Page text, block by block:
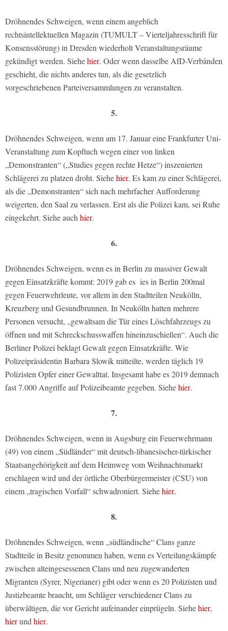
Dröhnendes Schweigen, wenn einem angeblich
rechtsintellektuellen Magazin (TUMULT – Vierteljahresschrift für
Konsensstörung) in Dresden wiederholt Veranstaltungsräume
gekündigt werden. Siehehier. Oder wenn dasselbe AfD-Verbänden
geschieht, die nichts anderes tun, als die gesetzlich
vorgeschriebenen Parteiversammlungen zu veranstalten.
5.
Dröhnendes Schweigen, wenn am 17. Januar eine Frankfurter Uni-
Veranstaltung zum Kopftuch wegen einer von linken
„Demonstranten“ („Studies gegen rechte Hetze“) inszenierten
Schlägerei zu platzen droht. Siehehier. Es kam zu einer Schlägerei,
als die „Demonstranten“ sich nach mehrfacher Aufforderung
weigerten, den Saal zu verlassen. Erst als die Polizei kam, sei Ruhe
eingekehrt. Siehe auch hier.
6.
Dröhnendes Schweigen, wenn es in Berlin zu massiver Gewalt
gegen Einsatzkräfte kommt: 2019 gab es ies in Berlin 200mal
gegen Feuerwehrleute, vor allem in den Stadtteilen Neukölln,
Kreuzberg und Gesundbrunnen. In Neukölln hatten mehrere
Personen versucht, „gewaltsam die Tür eines Löschfahrzeugs zu
öffnen und mit Schreckschusswaffen hineinzuschießen“. Auch die
Berliner Polizei beklagt Gewalt gegen Einsatzkräfte. Wie
Polizeipräsidentin Barbara Slowik mitteilte, werden täglich 19
Polizisten Opfer einer Gewalttat. Insgesamt habe es 2019 demnach
fast 7.000 Angriffe auf Polizeibeamte gegeben. Siehehier.
7.
Dröhnendes Schweigen, wenn in Augsburg ein Feuerwehrmann
(49) von einem „Südländer“ mit deutsch-libanesischer-türkischer
Staatsangehörigkeit auf dem Heimweg vom Weihnachtsmarkt
erschlagen wird und der örtliche Oberbürgermeister (CSU) von
einem „tragischen Vorfall“ schwadroniert. Siehehier.
8.
Dröhnendes Schweigen, wenn „südländische“ Clans ganze
Stadtteile in Besitz genommen haben, wenn es Verteilungskämpfe
zwischen alteingesessenen Clans und neu zugewanderten
Migranten (Syrer, Nigerianer) gibt oder wenn es 20 Polizisten und
Justizbeamte braucht, um Schläger verschiedener Clans zu
überwältigen, die vor Gericht aufeinander einprügeln. Siehehier,
hierund hier.